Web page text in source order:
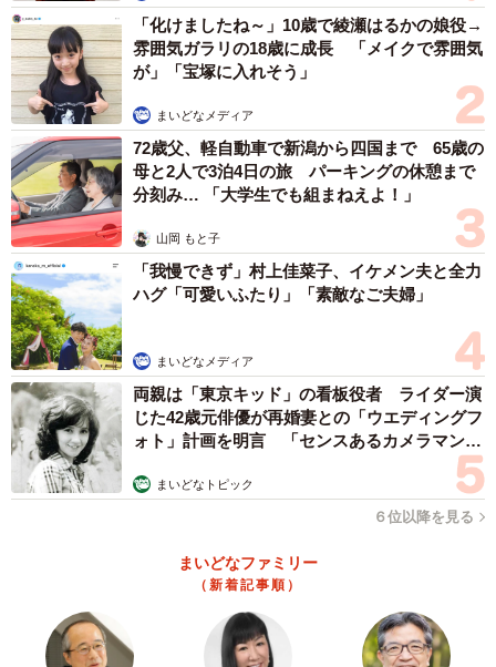
3/5
新幸さんがDIYをしている隣でスヤスヤ眠る長明くん。新幸さんも休憩で
す
新幸さんの姿が見えると長明くんは駆け寄ってきて、足下
でゴロンゴロン。それが嬉しくて嬉しくて。こんなに自分
を癒してくれる存在なのに、長明くんは汚い水を飲んだり
割れたガラスの上を歩いたりしている…。それが不憫で、
地域猫ボランティアさんに引き取りたいと申し出ました。
ボランティアさんたちは大喜びをし、長明くんを見送って
くれます。
「化けましたね～」10歳で綾瀬はるかの娘役→
雰囲気ガラリの18歳に成長 「メイクで雰囲気
が」「宝塚に入れそう」
まいどなメディア
72歳父、軽自動車で新潟から四国まで 65歳の
母と2人で3泊4日の旅 パーキングの休憩まで
分刻み… 「大学生でも組まねえよ！」
山岡 もと子
「我慢できず」村上佳菜子、イケメン夫と全力
ハグ「可愛いふたり」「素敵なご夫婦」
まいどなメディア
両親は「東京キッド」の看板役者 ライダー演
じた42歳元俳優が再婚妻との「ウエディングフ
ォト」計画を明言 「センスあるカメラマン求
まいどなトピック
６位以降を見る
まいどなファミリー
（新着記事順）